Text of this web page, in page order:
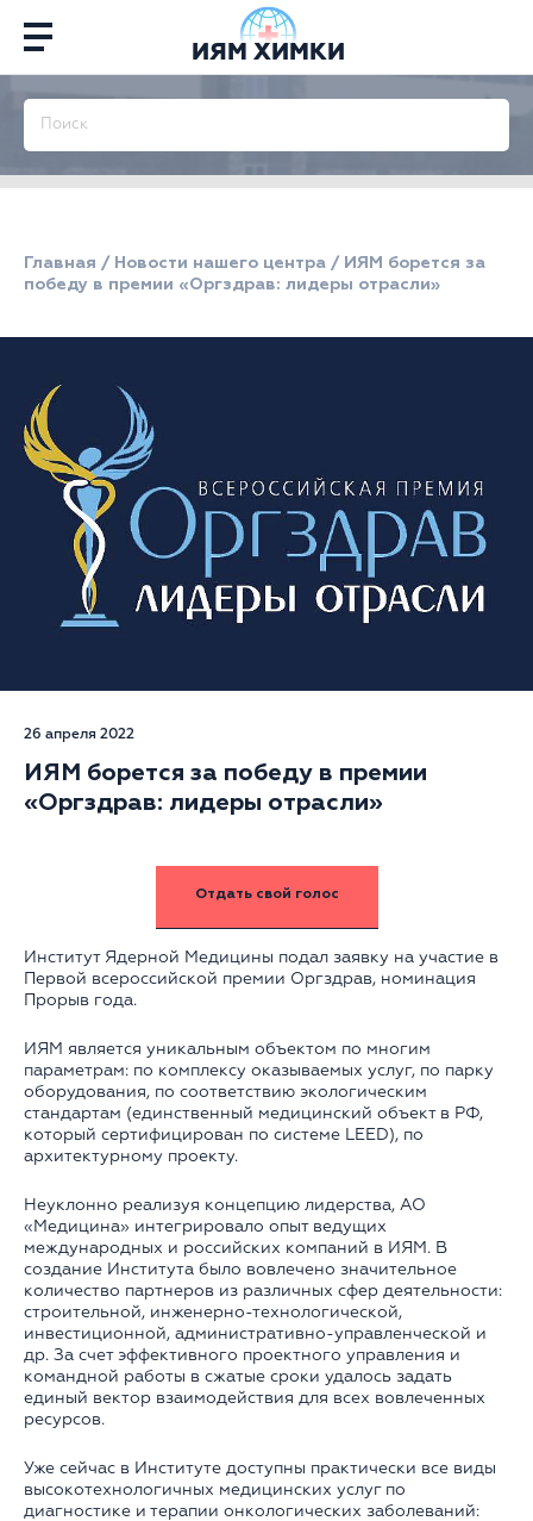
ИЯМ ХИМКИ
Главная / Новости нашего центра / ИЯМ борется за
победу в премии «Оргздрав: лидеры отрасли»
26 апреля 2022
ИЯМ борется за победу в премии
«Оргздрав: лидеры отрасли»
Отдать свой голос
Институт Ядерной Медицины подал заявку на участие в
Первой всероссийской премии Оргздрав, номинация
Прорыв года.
ИЯМ является уникальным объектом по многим
параметрам: по комплексу оказываемых услуг, по парку
оборудования, по соответствию экологическим
стандартам (единственный медицинский объект в РФ,
который сертифицирован по системе LEED), по
архитектурному проекту.
Неуклонно реализуя концепцию лидерства, АО
«Медицина» интегрировало опыт ведущих
международных и российских компаний в ИЯМ. В
создание Института было вовлечено значительное
количество партнеров из различных сфер деятельности:
строительной, инженерно-технологической,
инвестиционной, административно-управленческой и
др. За счет эффективного проектного управления и
командной работы в сжатые сроки удалось задать
единый вектор взаимодействия для всех вовлеченных
ресурсов.
Уже сейчас в Институте доступны практически все виды
высокотехнологичных медицинских услуг по
диагностике и терапии онкологических заболеваний: